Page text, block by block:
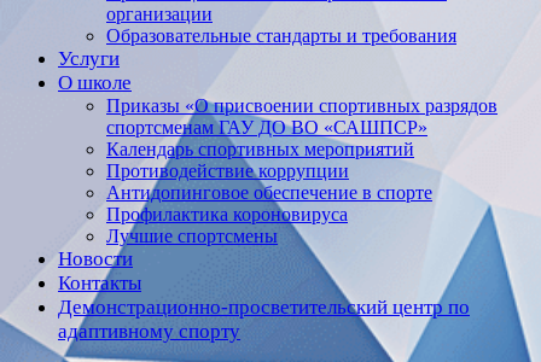
организации
Образовательные стандарты и требования
Услуги
О школе
Приказы «О присвоении спортивных разрядов
спортсменам ГАУ ДО ВО «САШПСР»
Календарь спортивных мероприятий
Противодействие коррупции
Антидопинговое обеспечение в спорте
Профилактика короновируса
Лучшие спортсмены
Новости
Контакты
Демонстрационно-просветительский центр по
адаптивному спорту